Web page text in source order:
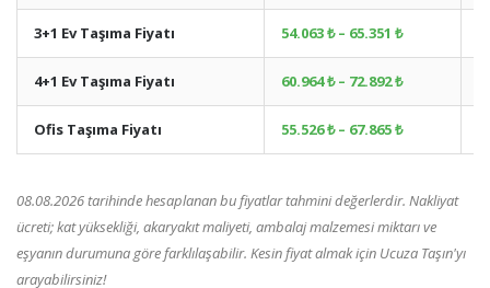
3+1 Ev Taşıma Fiyatı 54.063 ₺ – 65.351 ₺
4+1 Ev Taşıma Fiyatı 60.964 ₺ – 72.892 ₺
Ofis Taşıma Fiyatı 55.526 ₺ – 67.865 ₺
08.08.2026 tarihinde hesaplanan bu fiyatlar tahmini değerlerdir. Nakliyat
ücreti; kat yüksekliği, akaryakıt maliyeti, ambalaj malzemesi miktarı ve
eşyanın durumuna göre farklılaşabilir. Kesin fiyat almak için Ucuza Taşın'yı
arayabilirsiniz!